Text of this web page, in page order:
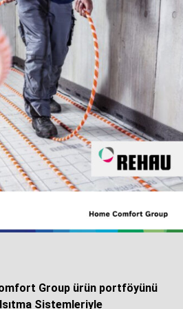
İlk Adım
iş sağlığı ve güvenliği,
mentörlük ve kişisel gelişim
Manisa Ticaret ve Sanayi
Group ürün portföyünü
Sistemleriyle